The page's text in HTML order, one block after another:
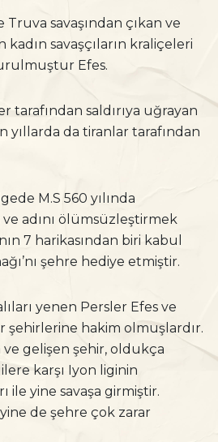
Truva savaşından çıkan ve
savaşçıların kraliçeleri
Efes.
tarafından saldırıya uğrayan
yıllarda da tiranlar tarafından
M.S 560 yılında
adını ölümsüzleştirmek
7 harikasından biri kabul
şehre hediye etmiştir.
yenen Persler Efes ve
şehirlerine hakim olmuşlardır.
gelişen şehir, oldukça
karşı Iyon liginin
ile yine savaşa girmiştir.
de şehre çok zarar